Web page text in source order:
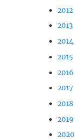
2012
2013
2014
2015
2016
2017
2018
2019
2020